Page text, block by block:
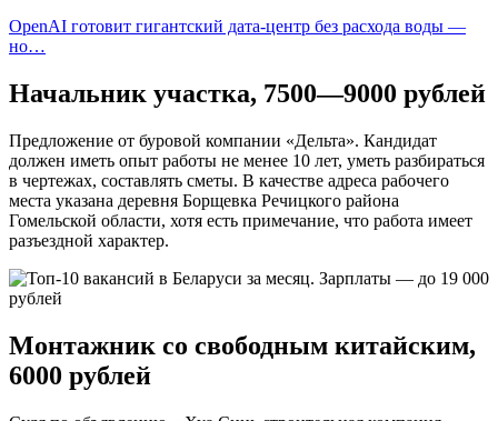
OpenAI готовит гигантский дата-центр без расхода воды —
но…
Начальник участка, 7500—9000 рублей
Предложение от буровой компании «Дельта». Кандидат
должен иметь опыт работы не менее 10 лет, уметь разбираться
в чертежах, составлять сметы. В качестве адреса рабочего
места указана деревня Борщевка Речицкого района
Гомельской области, хотя есть примечание, что работа имеет
разъездной характер.
Монтажник со свободным китайским,
6000 рублей